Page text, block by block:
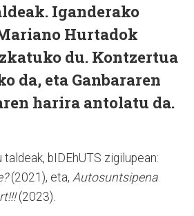
Iganderako
Hurtadok
du. Kontzertua
da, eta Ganbararen
harira antolatu da.
bIDEhUTS zigilupean:
(2021), eta, Autosuntsipena
(2023).